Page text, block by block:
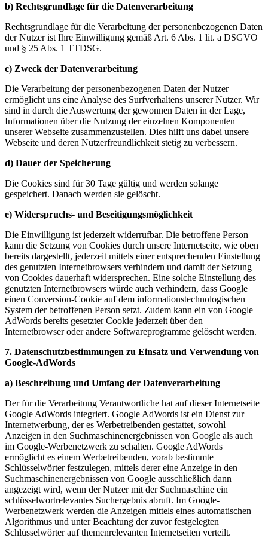
b) Rechtsgrundlage für die Datenverarbeitung
Rechtsgrundlage für die Verarbeitung der personenbezogenen Daten
der Nutzer ist Ihre Einwilligung gemäß Art. 6 Abs. 1 lit. a DSGVO
und § 25 Abs. 1 TTDSG.
c) Zweck der Datenverarbeitung
Die Verarbeitung der personenbezogenen Daten der Nutzer
ermöglicht uns eine Analyse des Surfverhaltens unserer Nutzer. Wir
sind in durch die Auswertung der gewonnen Daten in der Lage,
Informationen über die Nutzung der einzelnen Komponenten
unserer Webseite zusammenzustellen. Dies hilft uns dabei unsere
Webseite und deren Nutzerfreundlichkeit stetig zu verbessern.
d) Dauer der Speicherung
Die Cookies sind für 30 Tage gültig und werden solange
gespeichert. Danach werden sie gelöscht.
e) Widerspruchs- und Beseitigungsmöglichkeit
Die Einwilligung ist jederzeit widerrufbar. Die betroffene Person
kann die Setzung von Cookies durch unsere Internetseite, wie oben
bereits dargestellt, jederzeit mittels einer entsprechenden Einstellung
des genutzten Internetbrowsers verhindern und damit der Setzung
von Cookies dauerhaft widersprechen. Eine solche Einstellung des
genutzten Internetbrowsers würde auch verhindern, dass Google
einen Conversion-Cookie auf dem informationstechnologischen
System der betroffenen Person setzt. Zudem kann ein von Google
AdWords bereits gesetzter Cookie jederzeit über den
Internetbrowser oder andere Softwareprogramme gelöscht werden.
7. Datenschutzbestimmungen zu Einsatz und Verwendung von
Google-AdWords
a) Beschreibung und Umfang der Datenverarbeitung
Der für die Verarbeitung Verantwortliche hat auf dieser Internetseite
Google AdWords integriert. Google AdWords ist ein Dienst zur
Internetwerbung, der es Werbetreibenden gestattet, sowohl
Anzeigen in den Suchmaschinenergebnissen von Google als auch
im Google-Werbenetzwerk zu schalten. Google AdWords
ermöglicht es einem Werbetreibenden, vorab bestimmte
Schlüsselwörter festzulegen, mittels derer eine Anzeige in den
Suchmaschinenergebnissen von Google ausschließlich dann
angezeigt wird, wenn der Nutzer mit der Suchmaschine ein
schlüsselwortrelevantes Suchergebnis abruft. Im Google-
Werbenetzwerk werden die Anzeigen mittels eines automatischen
Algorithmus und unter Beachtung der zuvor festgelegten
Schlüsselwörter auf themenrelevanten Internetseiten verteilt.